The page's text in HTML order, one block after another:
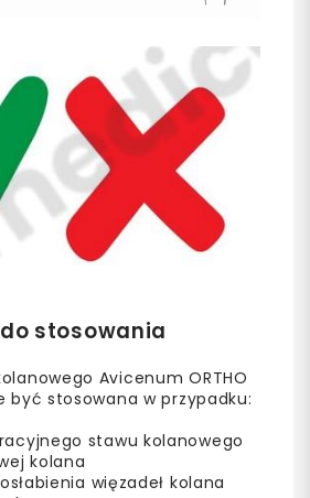
stosowania
Avicenum ORTHO
być stosowana w przypadku:
stawu kolanowego
kolana
więzadeł kolana